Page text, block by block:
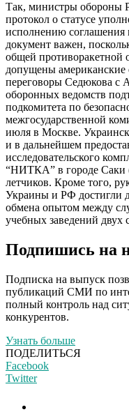
Так, министры обороны
протокол о статусе
исполнению
документ важен,
общей противоракетной
допущены
переговоры Седюкова с
оборонных ведомств
подкомитета по
межгосударственной
июля в Москве.
и в дальнейшем
исследовательского
“НИТКА” в городе Саки
летчиков. Кроме того,
Украины и РФ достигли
обмена опытом между
учебных заведений двух
Подпишись на
Подписка на выпуск
публикаций СМИ по
полный контроль над
конкурентов.
Узнать больше
ПОДЕЛИТЬСЯ
Facebook
Twitter